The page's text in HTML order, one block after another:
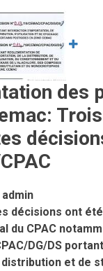
des
Trois
admin
décisions ont
du CPAC
DG/DS
distribution et de